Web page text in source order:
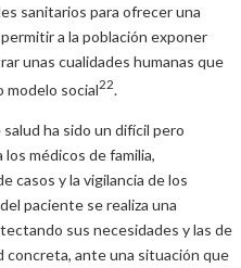
sanitarios para ofrecer una
a la población exponer
unas cualidades humanas que
modelo social22.
ha sido un difícil pero
médicos de familia,
casos y la vigilancia de los
paciente se realiza una
sus necesidades y las de
concreta, ante una situación que